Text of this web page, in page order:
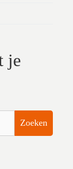
je
Zoeken